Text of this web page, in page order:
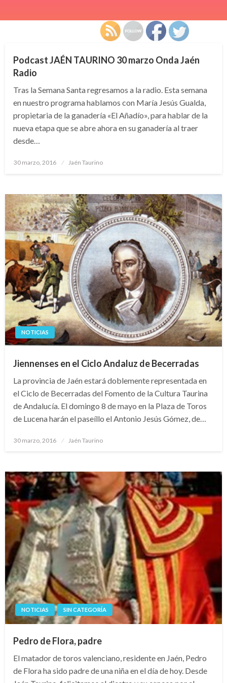
Podcast JAÉN TAURINO 30 marzo Onda Jaén
Radio
Tras la Semana Santa regresamos a la radio. Esta semana
en nuestro programa hablamos con María Jesús Gualda,
propietaria de la ganadería «El Añadío», para hablar de la
nueva etapa que se abre ahora en su ganadería al traer
desde…
Publicado
30 marzo, 2016 Jaén Taurino
NOTICIAS
Jiennenses en el Ciclo Andaluz de Becerradas
La provincia de Jaén estará doblemente representada en
el Ciclo de Becerradas del Fomento de la Cultura Taurina
de Andalucía. El domingo 8 de mayo en la Plaza de Toros
de Lucena harán el paseíllo el Antonio Jesús Gómez, de…
Publicado
30 marzo, 2016 Jaén Taurino
NOTICIAS SIN CATEGORÍA
Pedro de Flora, padre
El matador de toros valenciano, residente en Jaén, Pedro
de Flora ha sido padre de una niña en el día de hoy. Desde